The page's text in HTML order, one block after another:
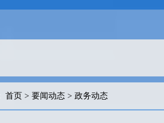
首页 > 要闻动态 > 政务动态